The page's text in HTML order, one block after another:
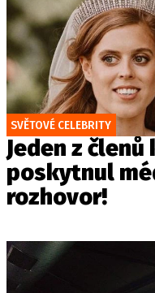
SVĚTOVÉ CELEBRITY
Jeden z
poskytnul
rozhovor!